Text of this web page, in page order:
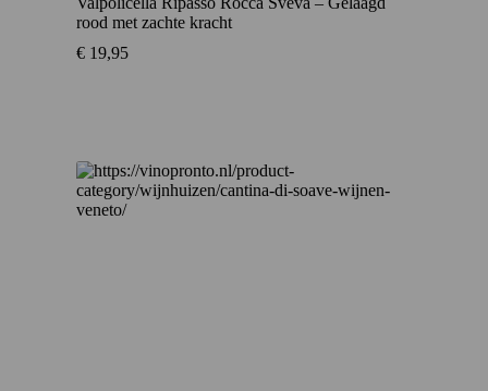
rood met zachte kracht
€ 19,95